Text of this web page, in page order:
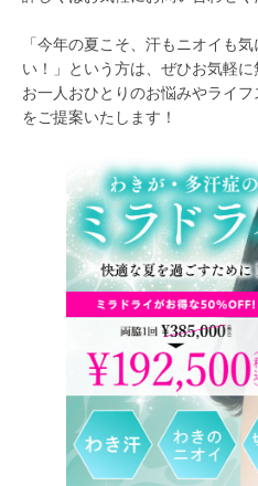
「今年の夏こそ、汗もニオイも
い！」という方は、ぜひお気軽
お一人おひとりのお悩みやライ
をご提案いたします！